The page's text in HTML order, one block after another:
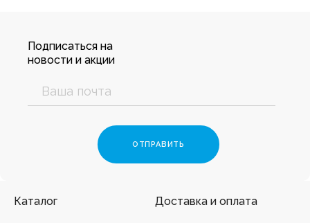
Подписаться на
новости и акции
Каталог Доставка и оплата